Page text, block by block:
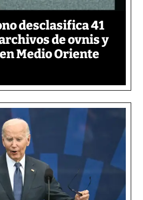
desclasifica 41
de ovnis y
Medio Oriente